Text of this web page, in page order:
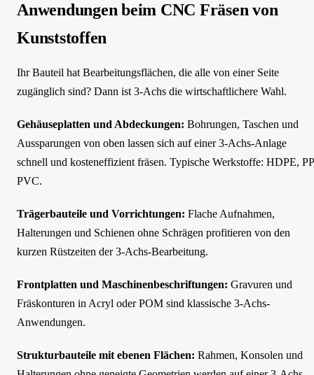
Anwendungen beim CNC Fräsen von
Kunststoffen
Ihr Bauteil hat Bearbeitungsflächen, die alle von einer Seite
zugänglich sind? Dann ist 3-Achs die wirtschaftlichere Wahl.
Gehäuseplatten und Abdeckungen: Bohrungen, Taschen und
Aussparungen von oben lassen sich auf einer 3-Achs-Anlage
schnell und kosteneffizient fräsen. Typische Werkstoffe: HDPE,
PVC.
Trägerbauteile und Vorrichtungen: Flache Aufnahmen,
Halterungen und Schienen ohne Schrägen profitieren von den
kurzen Rüstzeiten der 3-Achs-Bearbeitung.
Frontplatten und Maschinenbeschriftungen: Gravuren und
Fräskonturen in Acryl oder POM sind klassische 3-Achs-
Anwendungen.
Strukturbauteile mit ebenen Flächen: Rahmen, Konsolen und